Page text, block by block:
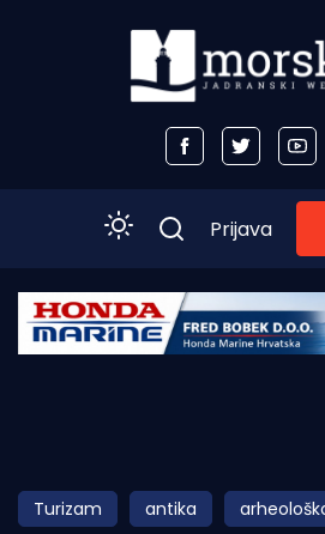
Početna
Obala
Prijava
Turizam antika